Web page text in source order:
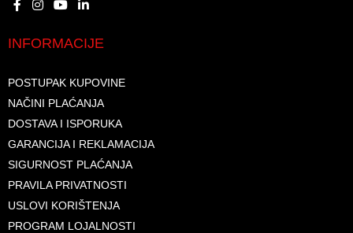
INFORMACIJE
POSTUPAK KUPOVINE
NAČINI PLAĆANJA
DOSTAVA I ISPORUKA
GARANCIJA I REKLAMACIJA
SIGURNOST PLAĆANJA
PRAVILA PRIVATNOSTI
USLOVI KORIŠTENJA
PROGRAM LOJALNOSTI